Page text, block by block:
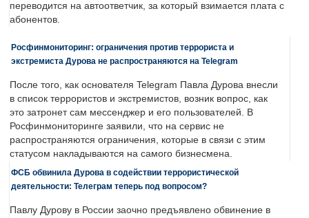
переводится на автоответчик, за который взимается плата с
абонентов.
Росфинмониторинг: ограничения против террориста и
экстремиста Дурова не распространяются на Telegram
После того, как основателя Telegram Павла Дурова внесли
в список террористов и экстремистов, возник вопрос, как
это затронет сам мессенджер и его пользователей. В
Росфинмониторинге заявили, что на сервис не
распространяются ограничения, которые в связи с этим
статусом накладываются на самого бизнесмена.
ФСБ обвинила Дурова в содействии террористической
деятельности: Телеграм теперь под вопросом?
Павлу Дурову в России заочно предъявлено обвинение в